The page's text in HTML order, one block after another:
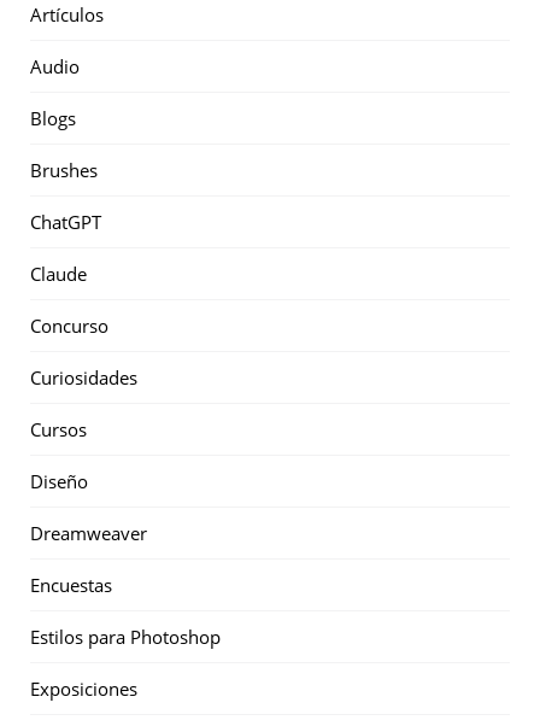
Artículos
Audio
Blogs
Brushes
ChatGPT
Claude
Concurso
Curiosidades
Cursos
Diseño
Dreamweaver
Encuestas
Estilos para Photoshop
Exposiciones